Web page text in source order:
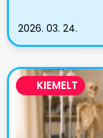
2026. 03. 24.
KIEMELT